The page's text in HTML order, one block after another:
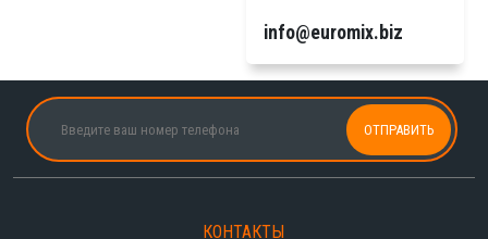
info@euromix.biz
КОНТАКТЫ